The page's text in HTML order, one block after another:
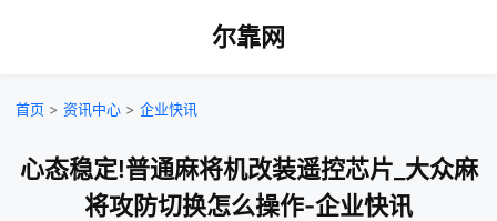
尔靠网
首页 > 资讯中心 > 企业快讯
心态稳定!普通麻将机改装遥控芯片_大众麻
将攻防切换怎么操作-企业快讯